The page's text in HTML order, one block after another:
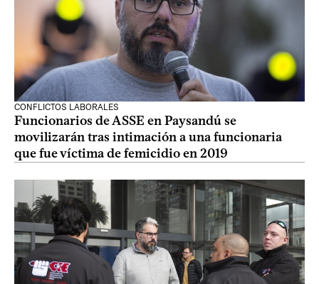
CONFLICTOS LABORALES
Funcionarios de ASSE en Paysandú se
movilizarán tras intimación a una funcionaria
que fue víctima de femicidio en 2019